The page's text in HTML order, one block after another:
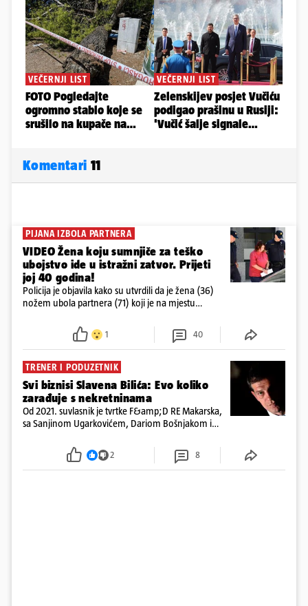
Komentari 11
PIJANA IZBOLA PARTNERA
VIDEO Žena koju sumnjiče za teško
ubojstvo ide u istražni zatvor. Prijeti
joj 40 godina!
Policija je objavila kako su utvrdili da je žena (36)
nožem ubola partnera (71) koji je na mjestu
ispitali i poslali u istražni zatvor
1 40
TRENER I PODUZETNIK
Svi biznisi Slavena Bilića: Evo koliko
zarađuje s nekretninama
Od 2021. suvlasnik je tvrtke F&amp;D RE Makarska,
sa Sanjinom Ugarkovićem, Dariom Bošnjakom i
poslovanje nekretninama, a od osnutka nema
2 8